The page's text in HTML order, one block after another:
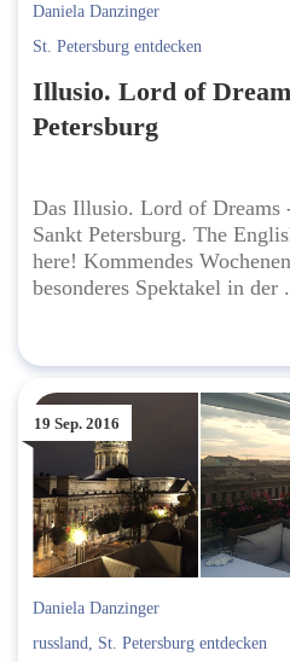
Daniela Danzinger
St. Petersburg entdecken
Illusio. Lord of
Petersburg
Das Illusio. Lord of Dreams
Sankt Petersburg. The
here! Kommendes
besonderes Spektakel in der
19 Sep. 2016
Daniela Danzinger
russland, St. Petersburg entdecken